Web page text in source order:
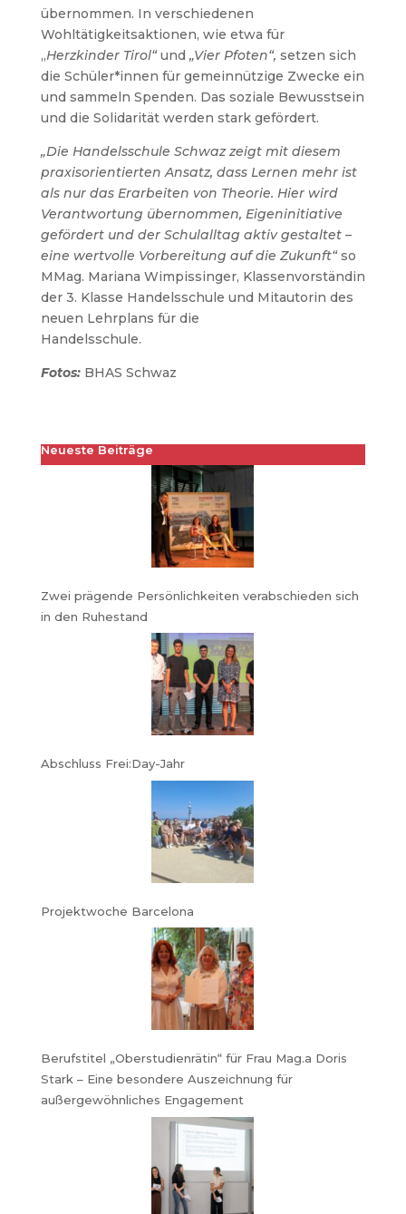
übernommen. In verschiedenen
Wohltätigkeitsaktionen, wie etwa für
„Herzkinder Tirol“und „Vier Pfoten“, setzen sich
die Schüler*innen für gemeinnützige Zwecke ein
und sammeln Spenden. Das soziale Bewusstsein
und die Solidarität werden stark gefördert.
„Die Handelsschule Schwaz zeigt mit diesem
praxisorientierten Ansatz, dass Lernen mehr ist
als nur das Erarbeiten von Theorie. Hier wird
Verantwortung übernommen, Eigeninitiative
gefördert und der Schulalltag aktiv gestaltet –
eine wertvolle Vorbereitung auf die Zukunft“so
MMag. Mariana Wimpissinger, Klassenvorständin
der 3. Klasse Handelsschule und Mitautorin des
neuen Lehrplans für die
Handelsschule.
Fotos:BHAS Schwaz
Neueste Beiträge
Zwei prägende Persönlichkeiten verabschieden sich
in den Ruhestand
Abschluss Frei:Day-Jahr
Projektwoche Barcelona
Berufstitel „Oberstudienrätin“ für Frau Mag.a Doris
Stark – Eine besondere Auszeichnung für
außergewöhnliches Engagement